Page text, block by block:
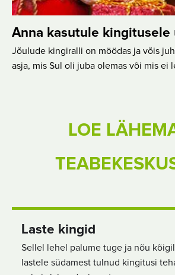
Anna kasutule kingitusele
Jõulude kingiralli on möödas ja võis
asja, mis Sul oli juba olemas või mis ei
LOE
Laste kingid
Sellel lehel palume tuge ja nõu
lastele südamest tulnud kingitusi